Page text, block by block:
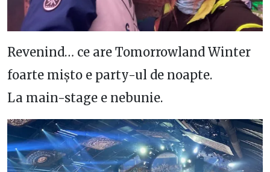
Revenind… ce are Tomorrowland Winter
foarte mișto e party-ul de noapte.
La main-stage e nebunie.